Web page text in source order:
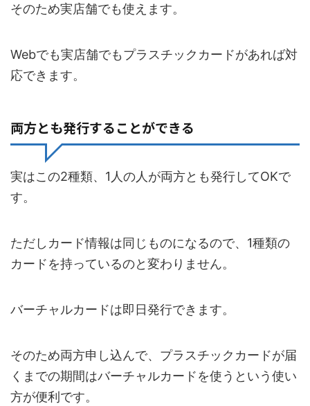
そのため実店舗でも使えます。
Webでも実店舗でもプラスチックカードがあれば対
応できます。
両方とも発行することができる
実はこの2種類、1人の人が両方とも発行してOKで
す。
ただしカード情報は同じものになるので、1種類の
カードを持っているのと変わりません。
バーチャルカードは即日発行できます。
そのため両方申し込んで、プラスチックカードが届
くまでの期間はバーチャルカードを使うという使い
方が便利です。